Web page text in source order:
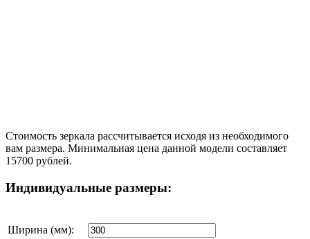
Стоимость зеркала рассчитывается исходя из необходимого
вам размера. Минимальная цена данной модели составляет
15700 рублей.
Индивидуальные размеры:
Ширина (мм):